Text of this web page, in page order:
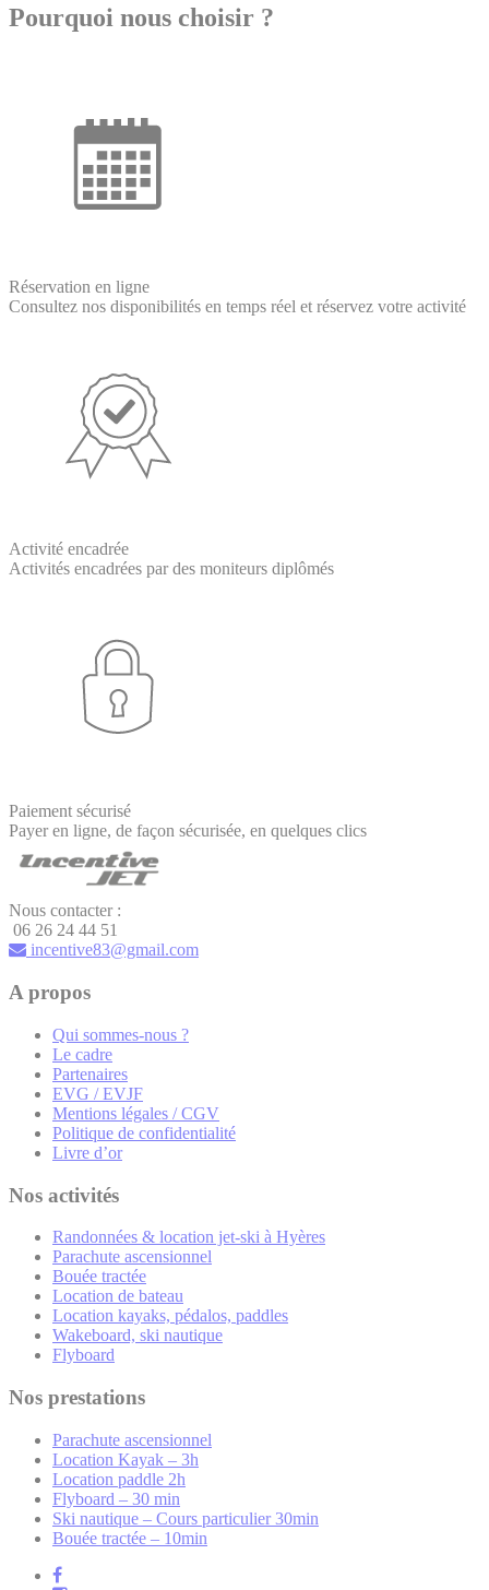
Pourquoi nous choisir ?
Réservation en ligne
Consultez nos disponibilités en temps réel et réservez votre activité
Activité encadrée
Activités encadrées par des moniteurs diplômés
Paiement sécurisé
Payer en ligne, de façon sécurisée, en quelques clics
Nous contacter :
06 26 24 44 51
incentive83@gmail.com
A propos
Qui sommes-nous ?
Le cadre
Partenaires
EVG / EVJF
Mentions légales / CGV
Politique de confidentialité
Livre d’or
Nos activités
Randonnées & location jet-ski à Hyères
Parachute ascensionnel
Bouée tractée
Location de bateau
Location kayaks, pédalos, paddles
Wakeboard, ski nautique
Flyboard
Nos prestations
Parachute ascensionnel
Location Kayak – 3h
Location paddle 2h
Flyboard – 30 min
Ski nautique – Cours particulier 30min
Bouée tractée – 10min